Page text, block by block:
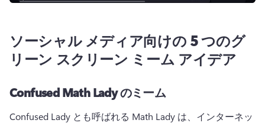
ソーシャル メディア向けの 5 つのグ
リーン スクリーン ミーム アイデア
Confused Math Lady のミーム
Confused Lady とも呼ばれる Math Lady は、インターネッ